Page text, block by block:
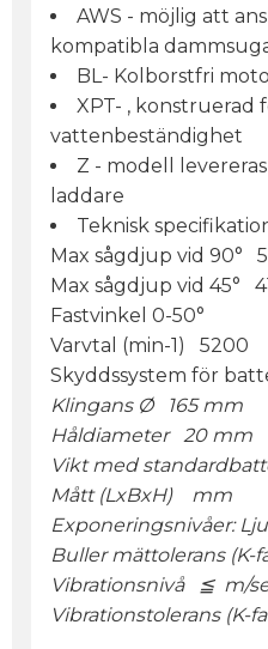
AWS - möjlig att
kompatibla
BL- Kolborstfri
XPT- , konstruerad
vattenbeständighet
Z - modell
laddare
Teknisk
Max sågdjup vid 90°
Max sågdjup vid 45°
Fastvinkel 0-50°
Varvtal (min-1) 5200
Skyddssystem för
Klingans Ø 165 mm
Håldiameter 20 mm
Vikt med
Mått (LxBxH) mm
Exponeringsnivåer:
Buller mättolerans (K-
Vibrationsnivå ≦ m/
Vibrationstolerans (K-